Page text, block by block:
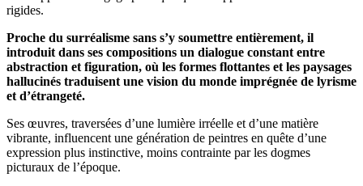
rigides.
Proche du surréalisme sans s’y soumettre entièrement, il
introduit dans ses compositions un dialogue constant entre
abstraction et figuration, où les formes flottantes et les paysages
hallucinés traduisent une vision du monde imprégnée de lyrisme
et d’étrangeté.
Ses œuvres, traversées d’une lumière irréelle et d’une matière
vibrante, influencent une génération de peintres en quête d’une
expression plus instinctive, moins contrainte par les dogmes
picturaux de l’époque.